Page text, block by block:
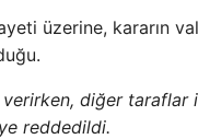
üzerine, kararın
diğer
reddedildi.